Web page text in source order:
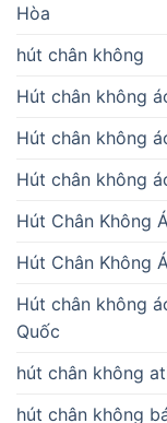
Hòa
hút chân không
Hút chân không
Hút chân không
Hút chân không
Hút Chân Không
Hút Chân Không
Hút chân không
Quốc
hút chân không
hút chân không